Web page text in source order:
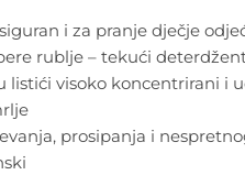
i za pranje dječje
rublje – tekući
listići visoko koncentrirani i
prosipanja i